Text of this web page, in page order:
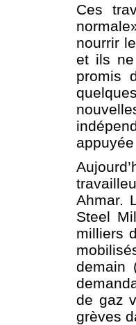
Ces
nourrir
et ils ne
promis
appuyée
Ahmar.
Steel
milliers
demain
de gaz
grèves